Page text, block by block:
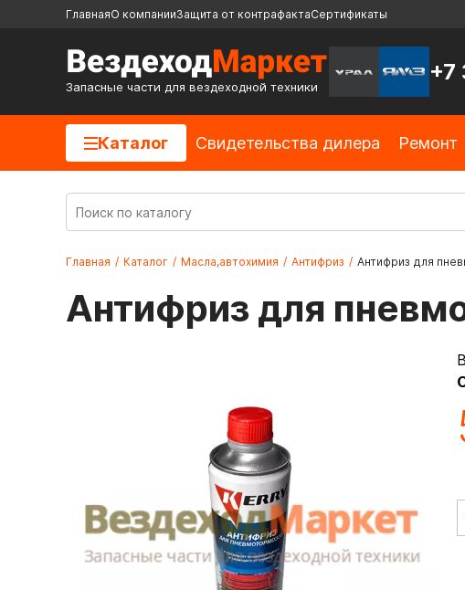
ГлавнаяО компанииЗащита от контрафактаСертификаты
Запасные части для вездеходной техники
+7
Каталог Cвидетельства дилера Ремонт
Главная / Каталог / Масла,автохимия / Антифриз / Антифриз для
Антифриз для